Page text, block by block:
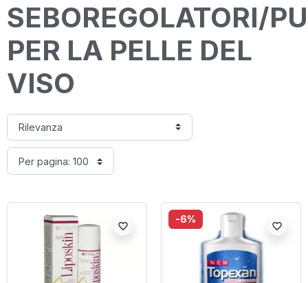
SEBOREGOLATORI/
PER LA PELLE DEL
VISO
favorite_border
-6%
favorite_border